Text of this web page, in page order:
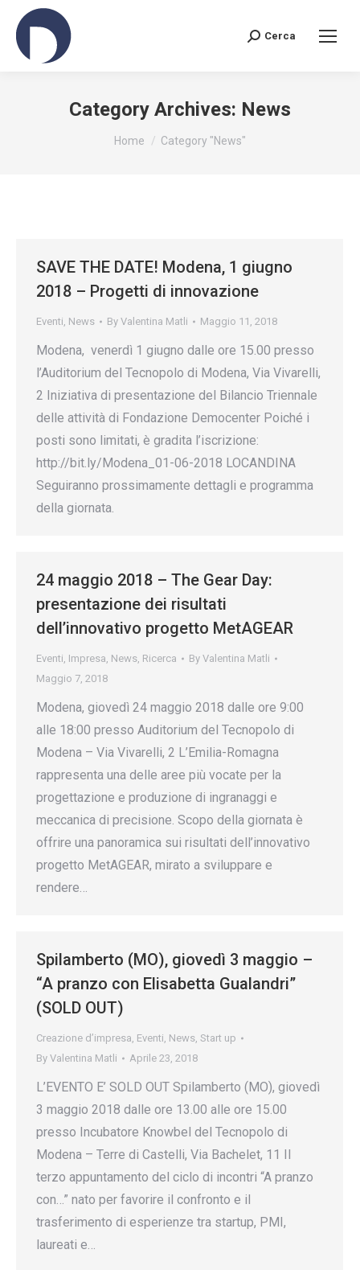
Search:
Cerca
Category Archives: News
You are here:
Home Category "News"
SAVE THE DATE! Modena, 1 giugno
2018 – Progetti di innovazione
Eventi, News By Valentina Matli Maggio 11, 2018
Modena, venerdì 1 giugno dalle ore 15.00 presso
l’Auditorium del Tecnopolo di Modena, Via Vivarelli,
2 Iniziativa di presentazione del Bilancio Triennale
delle attività di Fondazione Democenter Poiché i
posti sono limitati, è gradita l’iscrizione:
http://bit.ly/Modena_01-06-2018 LOCANDINA
Seguiranno prossimamente dettagli e programma
della giornata.
24 maggio 2018 – The Gear Day:
presentazione dei risultati
dell’innovativo progetto MetAGEAR
Eventi, Impresa, News, Ricerca By Valentina Matli
Maggio 7, 2018
Modena, giovedì 24 maggio 2018 dalle ore 9:00
alle 18:00 presso Auditorium del Tecnopolo di
Modena – Via Vivarelli, 2 L’Emilia-Romagna
rappresenta una delle aree più vocate per la
progettazione e produzione di ingranaggi e
meccanica di precisione. Scopo della giornata è
offrire una panoramica sui risultati dell’innovativo
progetto MetAGEAR, mirato a sviluppare e
rendere…
Spilamberto (MO), giovedì 3 maggio –
“A pranzo con Elisabetta Gualandri”
(SOLD OUT)
Creazione d’impresa, Eventi, News, Start up
By Valentina Matli Aprile 23, 2018
L’EVENTO E’ SOLD OUT Spilamberto (MO), giovedì
3 maggio 2018 dalle ore 13.00 alle ore 15.00
presso Incubatore Knowbel del Tecnopolo di
Modena – Terre di Castelli, Via Bachelet, 11 Il
terzo appuntamento del ciclo di incontri “A pranzo
con…” nato per favorire il confronto e il
trasferimento di esperienze tra startup, PMI,
laureati e…